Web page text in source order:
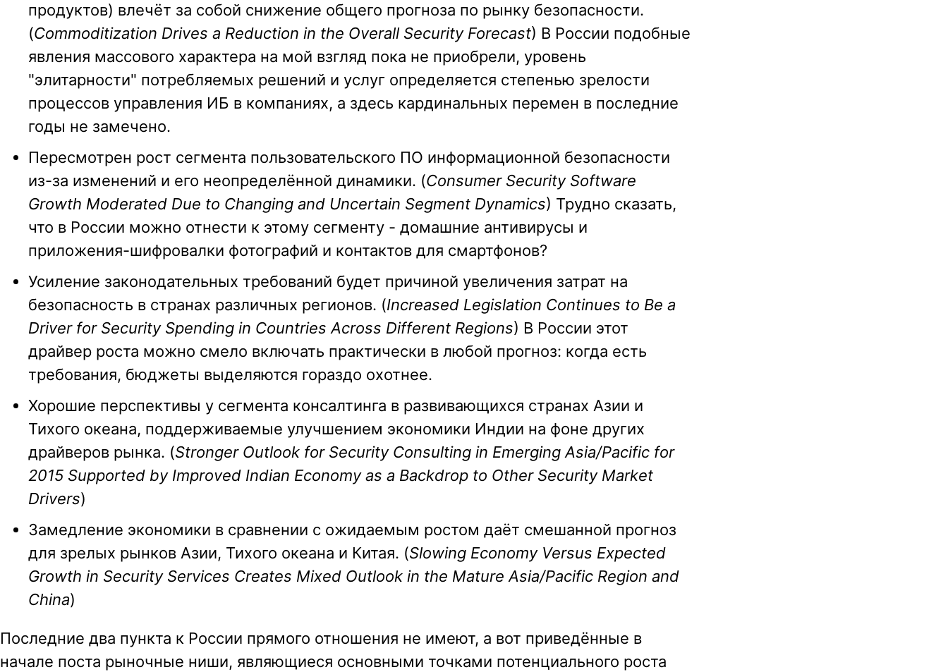
продуктов) влечёт за собой снижение общего прогноза по рынку безопасности.
(Commoditization Drives a Reduction in the Overall Security Forecast) В России подобные
явления массового характера на мой взгляд пока не приобрели, уровень
"элитарности" потребляемых решений и услуг определяется степенью зрелости
процессов управления ИБ в компаниях, а здесь кардинальных перемен в последние
годы не замечено.
Пересмотрен рост сегмента пользовательского ПО информационной безопасности
из-за изменений и его неопределённой динамики. (Consumer Security Software
Growth Moderated Due to Changing and Uncertain Segment Dynamics) Трудно сказать,
что в России можно отнести к этому сегменту - домашние антивирусы и
приложения-шифровалки фотографий и контактов для смартфонов?
Усиление законодательных требований будет причиной увеличения затрат на
безопасность в странах различных регионов. (Increased Legislation Continues to Be a
Driver for Security Spending in Countries Across Different Regions) В России этот
драйвер роста можно смело включать практически в любой прогноз: когда есть
требования, бюджеты выделяются гораздо охотнее.
Хорошие перспективы у сегмента консалтинга в развивающихся странах Азии и
Тихого океана, поддерживаемые улучшением экономики Индии на фоне других
драйверов рынка. (Stronger Outlook for Security Consulting in Emerging Asia/Pacific for
2015 Supported by Improved Indian Economy as a Backdrop to Other Security Market
Drivers)
Замедление экономики в сравнении с ожидаемым ростом даёт смешанной прогноз
для зрелых рынков Азии, Тихого океана и Китая. (Slowing Economy Versus Expected
Growth in Security Services Creates Mixed Outlook in the Mature Asia/Pacific Region and
China)
Последние два пункта к России прямого отношения не имеют, а вот приведённые в
начале поста рыночные ниши, являющиеся основными точками потенциального роста